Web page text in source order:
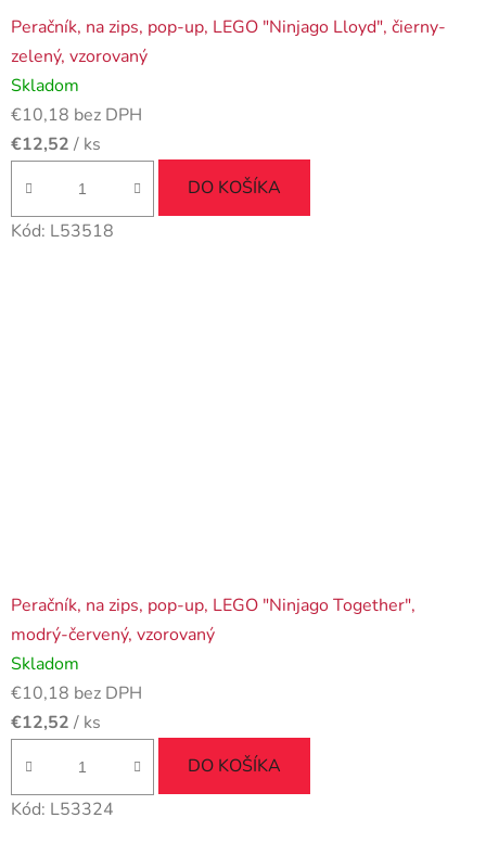
Peračník, na zips, pop-up, LEGO "Ninjago Lloyd", čierny-
zelený, vzorovaný
Skladom
€10,18 bez DPH
€12,52 / ks
DO KOŠÍKA
Kód: L53518
Peračník, na zips, pop-up, LEGO "Ninjago Together",
modrý-červený, vzorovaný
Skladom
€10,18 bez DPH
€12,52 / ks
DO KOŠÍKA
Kód: L53324